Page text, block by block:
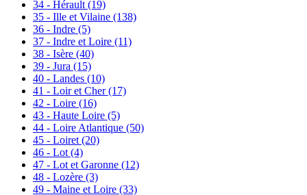
34 - Hérault (19)
35 - Ille et Vilaine (138)
36 - Indre (5)
37 - Indre et Loire (11)
38 - Isère (40)
39 - Jura (15)
40 - Landes (10)
41 - Loir et Cher(17)
42 - Loire (16)
43 - Haute Loire (5)
44 - Loire Atlantique (50)
45 - Loiret (20)
46 - Lot (4)
47 - Lot et Garonne (12)
48 - Lozère (3)
49 - Maine et Loire (33)